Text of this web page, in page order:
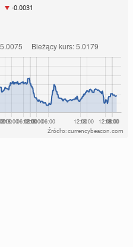
-0.0031
Źródło: currencybeacon.com